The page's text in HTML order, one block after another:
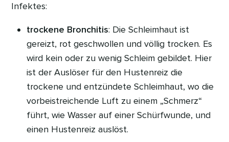
Infektes:
trockene Bronchitis: Die Schleimhaut ist
gereizt, rot geschwollen und völlig trocken. Es
wird kein oder zu wenig Schleim gebildet. Hier
ist der Auslöser für den Hustenreiz die
trockene und entzündete Schleimhaut, wo die
vorbeistreichende Luft zu einem „Schmerz“
führt, wie Wasser auf einer Schürfwunde, und
einen Hustenreiz auslöst.